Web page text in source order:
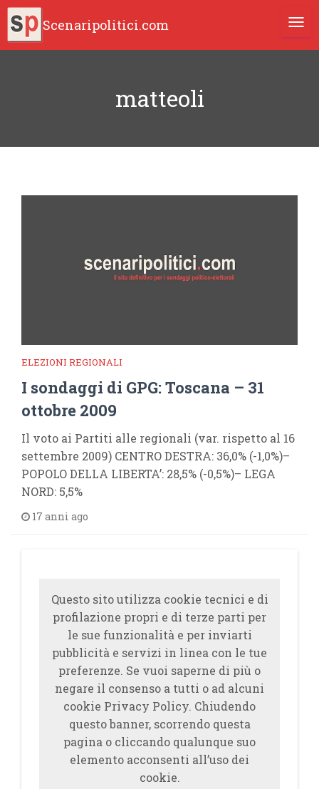
Scenaripolitici.com
matteoli
ELEZIONI REGIONALI
I sondaggi di GPG: Toscana – 31
ottobre 2009
Il voto ai Partiti alle regionali (var. rispetto al 16
settembre 2009) CENTRO DESTRA: 36,0% (-1,0%)–
POPOLO DELLA LIBERTA’: 28,5% (-0,5%)– LEGA
NORD: 5,5%
17 anni ago
Questo sito utilizza cookie tecnici e di
profilazione propri e di terze parti per
le sue funzionalità e per inviarti
pubblicità e servizi in linea con le tue
preferenze. Se vuoi saperne di più o
negare il consenso a tutti o ad alcuni
cookie Privacy Policy. Chiudendo
questo banner, scorrendo questa
pagina o cliccando qualunque suo
elemento acconsenti all’uso dei
cookie.